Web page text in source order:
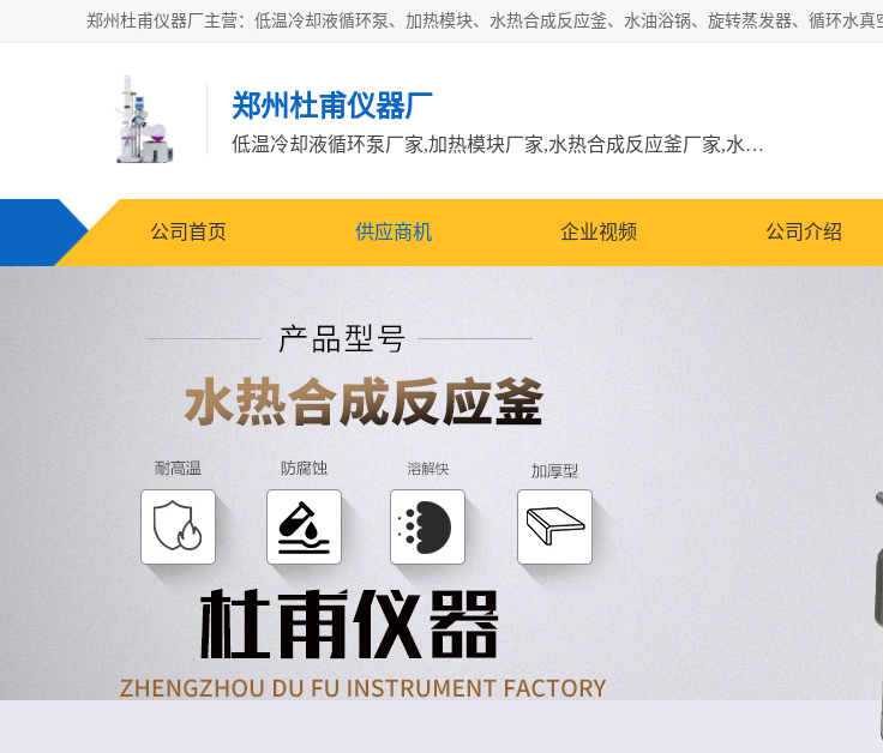
郑州杜甫仪器厂
低温冷却液循环泵厂家,加热模块厂家,水热合成反应釜厂家,水油浴锅厂家,旋转蒸发器厂家
公司首页 供应商机 企业视频 公司介绍